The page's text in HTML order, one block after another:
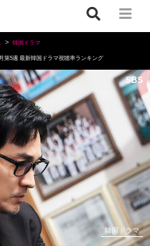
韓国ドラマ
第5週 最新韓国ドラマ視聴率ランキング
SBS
韓国ドラマ